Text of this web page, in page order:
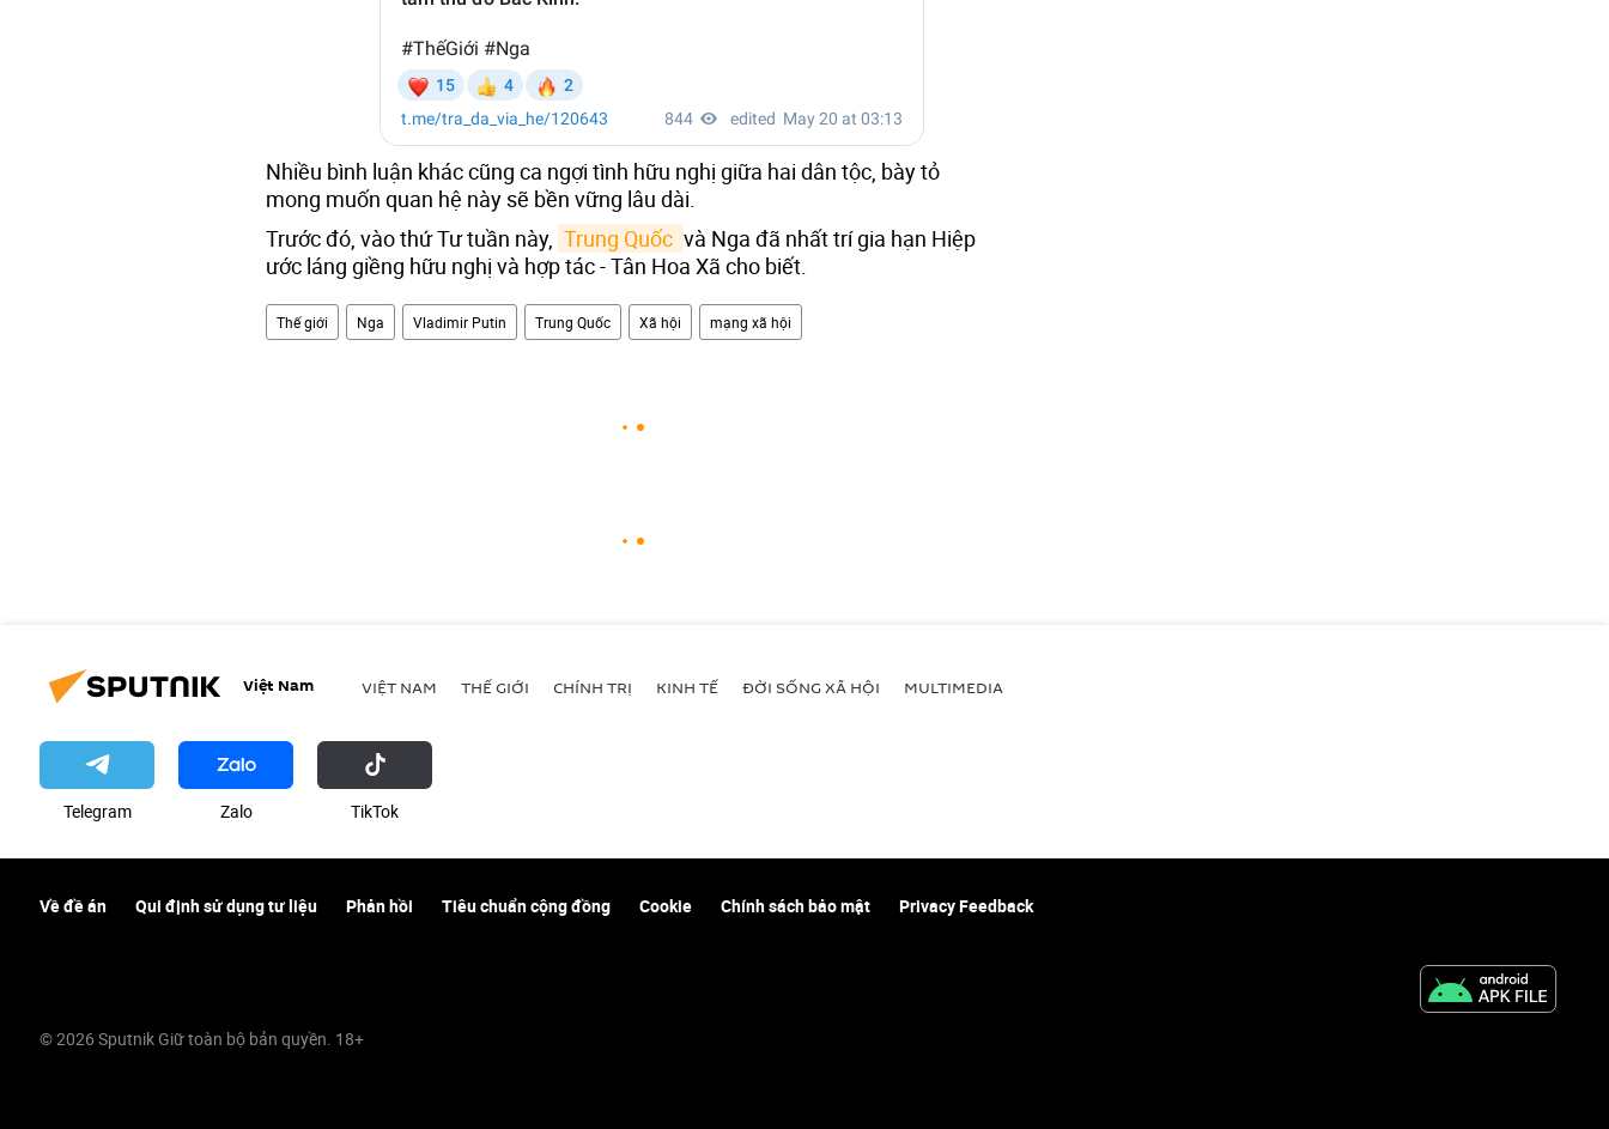
Nhiều bình luận khác cũng ca ngợi tình hữu nghị giữa hai dân tộc, bày tỏ
mong muốn quan hệ này sẽ bền vững lâu dài.
Trước đó, vào thứ Tư tuần này, Trung Quốc và Nga đã nhất trí gia hạn Hiệp
ước láng giềng hữu nghị và hợp tác - Tân Hoa Xã cho biết.
Thế giới Nga Vladimir Putin Trung Quốc Xã hội mạng xã hội
Việt Nam VIỆT NAM THẾ GIỚI CHÍNH TRỊ KINH TẾ ĐỜI SỐNG XÃ HỘI MULTIMEDIA
Telegram Zalo ТikТоk
Về đề án Qui định sử dụng tư liệu Phản hồi Tiêu chuẩn cộng đồng Cookie Chính sách bảo mật Privacy Feedback
© 2026 Sputnik Giữ toàn bộ bản quyền. 18+